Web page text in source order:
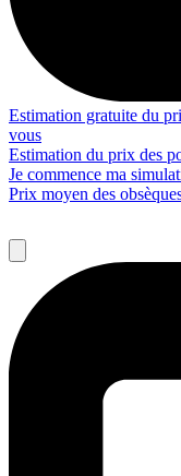
Estimation gratuite du
vous
Estimation du prix des
Je commence ma
Prix moyen des